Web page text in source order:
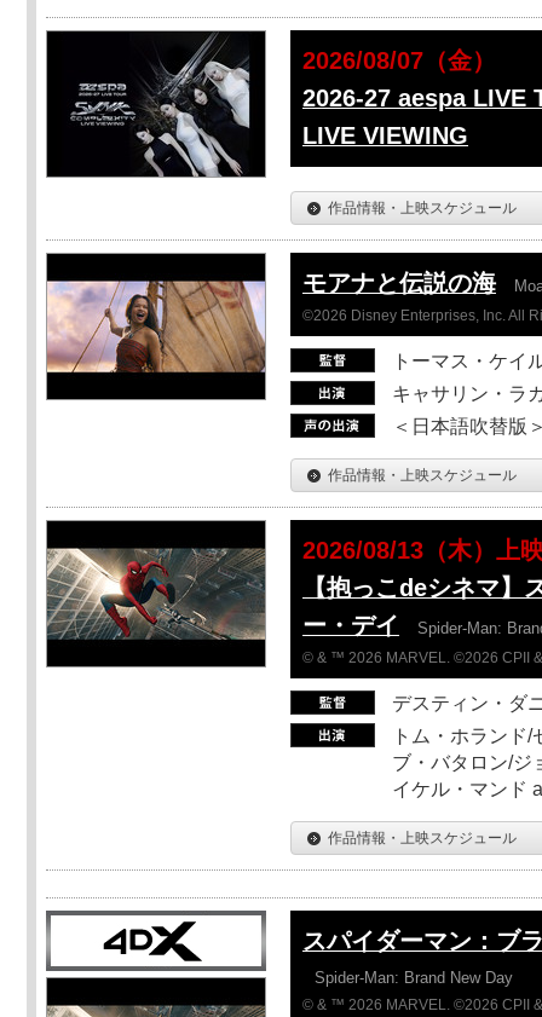
2026/08/07（金）
2026-27 aespa LIVE
LIVE VIEWING
作品情報・上映スケジュール
モアナと伝説の海
©2026 Disney Enterprises, Inc. All
トーマス・ケイ
キャサリン・ラ
＜日本語吹替版
作品情報・上映スケジュール
2026/08/13（木）上
【抱っこdeシネマ】
ー・デイ
Spider-Man:
© & ™ 2026 MARVEL. ©2026 CPII
デスティン・ダ
トム・ホランド
ブ・バタロン/ジ
イケル・マンド
作品情報・上映スケジュール
スパイダーマン：ブ
Spider-Man: Brand New Day
© & ™ 2026 MARVEL. ©2026 CPII